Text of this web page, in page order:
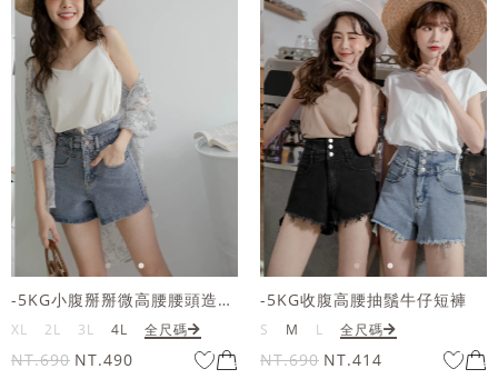
-5KG小腹掰掰微高腰腰頭造型收邊牛仔短褲
XL 2L 3L 4L 全尺碼
NT.690 NT.490
-5KG收腹高腰抽鬚牛仔短褲
S M L 全尺碼
NT.690 NT.414